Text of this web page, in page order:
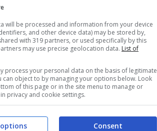
will be processed and information from your device
and other device data) may be stored by,
with 319 partners, or used specifically by this
may use precise geolocation data. List of
process your personal data on the basis of legitimate
can object to by managing your options below. Look
of this page or in the site menu to manage or
privacy and cookie settings.
Consent